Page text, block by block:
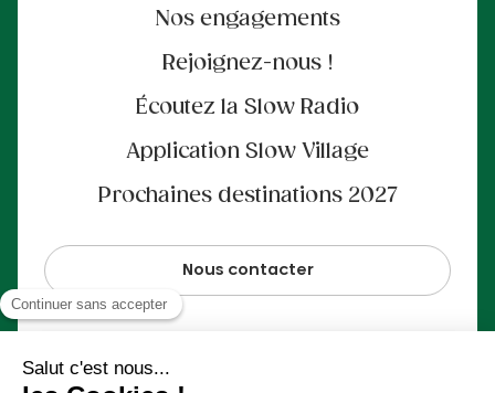
Nos engagements
Rejoignez-nous !
Écoutez la Slow Radio
Application Slow Village
Prochaines destinations 2027
Nous contacter